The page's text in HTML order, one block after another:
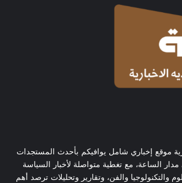
موقع إخباري شامل يوافيكم بأحدث المستجدات
مدار الساعة، مع تغطية متواصلة لأخبار السياسة
والتكنولوجيا والفن، وتقارير وتحليلات ترصد أهم